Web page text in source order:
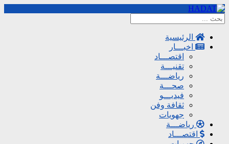
الرئيسية
اخبـــار
اقتصـــاد
تقنيـــة
رياضـــة
صحـــة
فيديـــو
ثقافة وفن
جهويات
رياضـــة
اقتصـــاد